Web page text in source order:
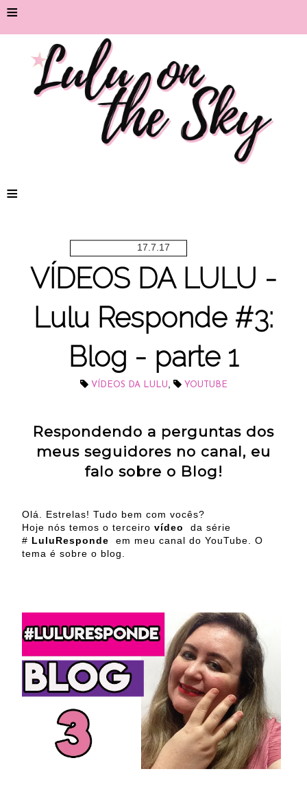
≡
≡
17.7.17
VÍDEOS DA LULU -
Lulu Responde #3:
Blog - parte 1
VÍDEOS DA LULU, YOUTUBE
Respondendo a perguntas dos
meus seguidores no canal, eu
falo sobre o Blog!
Olá. Estrelas! Tudo bem com vocês?
Hoje nós temos o terceiro vídeo
da série
# LuluResponde
em meu canal do YouTube. O
tema é sobre o blog.